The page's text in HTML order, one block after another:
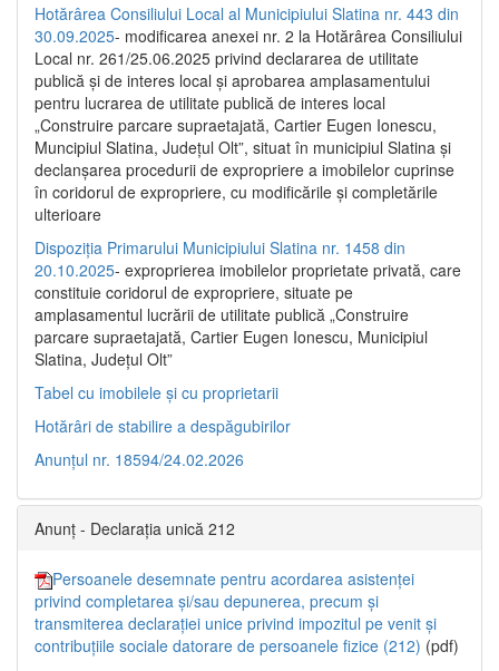
Hotărârea Consiliului Local al Municipiului Slatina nr. 443 din
30.09.2025- modificarea anexei nr. 2 la Hotărârea Consiliului
Local nr. 261/25.06.2025 privind declararea de utilitate
publică şi de interes local şi aprobarea amplasamentului
pentru lucrarea de utilitate publică de interes local
„Construire parcare supraetajată, Cartier Eugen Ionescu,
Muncipiul Slatina, Judeţul Olt”, situat în municipiul Slatina şi
declanşarea procedurii de expropriere a imobilelor cuprinse
în coridorul de expropriere, cu modificările şi completările
ulterioare
Dispoziția Primarului Municipiului Slatina nr. 1458 din
20.10.2025- exproprierea imobilelor proprietate privată, care
constituie coridorul de expropriere, situate pe
amplasamentul lucrării de utilitate publică „Construire
parcare supraetajată, Cartier Eugen Ionescu, Municipiul
Slatina, Județul Olt”
Tabel cu imobilele și cu proprietarii
Hotărâri de stabilire a despăgubirilor
Anunțul nr. 18594/24.02.2026
Anunț - Declarația unică 212
Persoanele desemnate pentru acordarea asistenței
privind completarea și/sau depunerea, precum și
transmiterea declarației unice privind impozitul pe venit și
contribuțiile sociale datorare de persoanele fizice (212) (pdf)